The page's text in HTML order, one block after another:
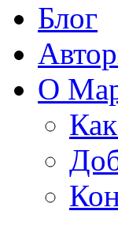
Блог
О